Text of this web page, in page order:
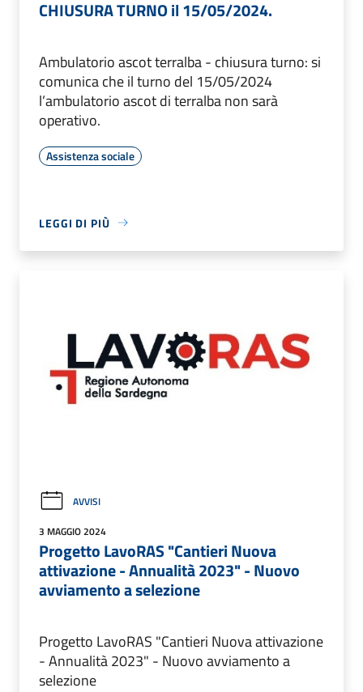
CHIUSURA TURNO il 15/05/2024.
Ambulatorio ascot terralba - chiusura turno: si
comunica che il turno del 15/05/2024
l’ambulatorio ascot di terralba non sarà
operativo.
Assistenza sociale
LEGGI DI PIÙ
AVVISI
3 MAGGIO 2024
Progetto LavoRAS "Cantieri Nuova
attivazione - Annualità 2023" - Nuovo
avviamento a selezione
Progetto LavoRAS "Cantieri Nuova attivazione
- Annualità 2023" - Nuovo avviamento a
selezione